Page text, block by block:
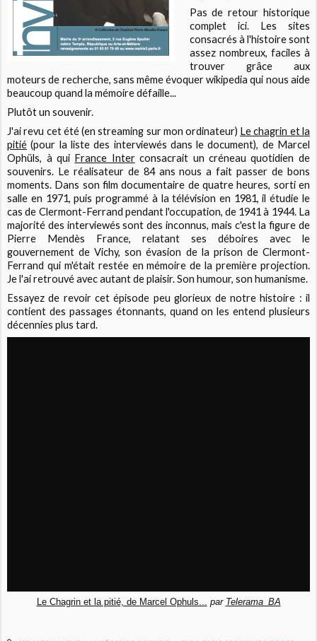
Pas de retour historique
complet ici. Les sites
consacrés à l'histoire sont
assez nombreux, faciles à
trouver grâce aux
moteurs de recherche, sans même évoquer wikipedia qui nous aide
beaucoup quand la mémoire défaille...
Plutôt un souvenir.
J'ai revu cet été (en streaming sur mon ordinateur) Le chagrin et la
pitié (pour la liste des interviewés dans le document), de Marcel
Ophüls, à qui France Interconsacrait un créneau quotidien de
souvenirs. Le réalisateur de 84 ans nous a fait passer de bons
moments. Dans son film documentaire de quatre heures, sorti en
salle en 1971, puis programmé à la télévision en 1981, il étudie le
cas de Clermont-Ferrand pendant l'occupation, de 1941 à 1944. La
majorité des interviewés sont des inconnus, mais c'est la figure de
Pierre Mendès France, relatant ses déboires avec le
gouvernement de Vichy, son évasion de la prison de Clermont-
Ferrand qui m'était restée en mémoire de la première projection.
Je l'ai retrouvé avec autant de plaisir. Son humour, son humanisme.
Essayez de revoir cet épisode peu glorieux de notre histoire : il
contient des passages étonnants, quand on les entend plusieurs
décennies plus tard.
Le Chagrin et la pitié, de Marcel Ophuls... par Telerama_BA